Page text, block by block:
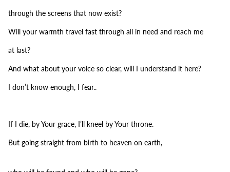
through the screens that now exist?
Will your warmth travel fast through all in need and reach me
at last?
And what about your voice so clear, will I understand it here?
I don’t know enough, I fear..
If I die, by Your grace, I’ll kneel by Your throne.
But going straight from birth to heaven on earth,